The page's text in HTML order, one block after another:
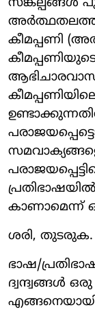
കീമപ്പണി
കാണാമെന്ന്
ശരി, തുടരുക.
ഭാഷ/
ദ്വന്ദ്വങ്ങള്‍